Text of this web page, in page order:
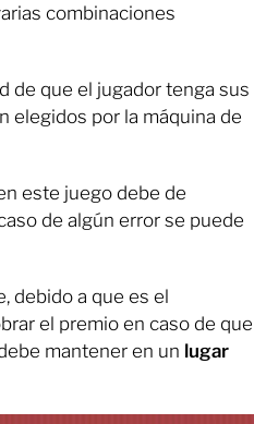
combinaciones
de que el jugador tenga sus
elegidos por la máquina de
este juego debe de
de algún error se puede
debido a que es el
el premio en caso de que
mantener en un lugar